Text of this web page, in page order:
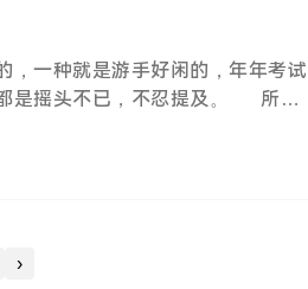
这只...
，一种就是游手好闲的，年年考试
都是摇头不已，不忍提及。 所以
分班时，每个班主任都避之远之
的小声议论开来！ “我靠，我没看
›